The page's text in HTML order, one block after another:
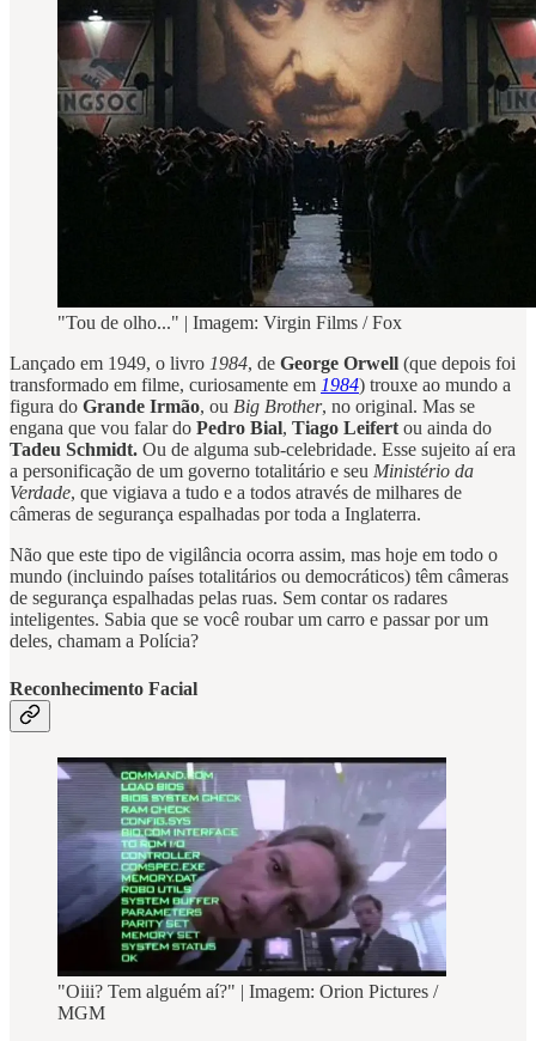
"Tou de olho..." | Imagem: Virgin Films / Fox
Lançado em 1949, o livro 1984, de George Orwell (que depois foi
transformado em filme, curiosamente em 1984) trouxe ao mundo a
figura do Grande Irmão, ou Big Brother, no original. Mas se
engana que vou falar do Pedro Bial, Tiago Leifertou ainda do
Tadeu Schmidt. Ou de alguma sub-celebridade. Esse sujeito aí era
a personificação de um governo totalitário e seu Ministério da
Verdade, que vigiava a tudo e a todos através de milhares de
câmeras de segurança espalhadas por toda a Inglaterra.
Não que este tipo de vigilância ocorra assim, mas hoje em todo o
mundo (incluindo países totalitários ou democráticos) têm câmeras
de segurança espalhadas pelas ruas. Sem contar os radares
inteligentes. Sabia que se você roubar um carro e passar por um
deles, chamam a Polícia?
Reconhecimento Facial
"Oiii? Tem alguém aí?" | Imagem: Orion Pictures /
MGM